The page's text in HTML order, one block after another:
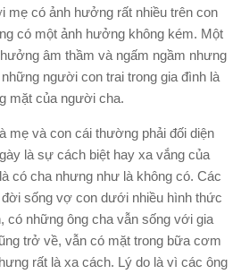
mẹ có ảnh hưởng rất nhiều trên con
có một ảnh hưởng không kém. Một
âm thầm và ngấm ngầm nhưng
người con trai trong gia đình là
mặt của người cha.
mẹ và con cái thường phải đối diện
là sự cách biệt hay xa vắng của
có cha nhưng như là không có. Các
sống vợ con dưới nhiều hình thức
có những ông cha vẫn sống với gia
trở về, vẫn có mặt trong bữa cơm
rất là xa cách. Lý do là vì các ông